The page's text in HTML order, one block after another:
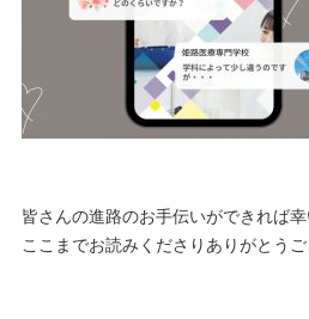
皆さんの進路のお手伝いができれば幸
ここまでお読みくださりありがとうご